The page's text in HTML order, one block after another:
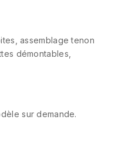
assemblage tenon
démontables,
sur demande.